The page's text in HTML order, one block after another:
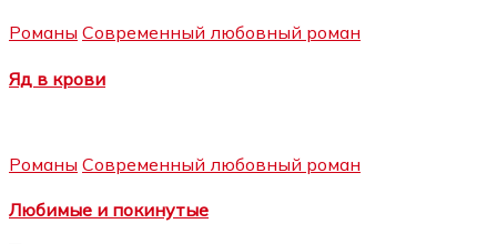
Романы Современный любовный роман
Яд в крови
Романы Современный любовный роман
Любимые и покинутые